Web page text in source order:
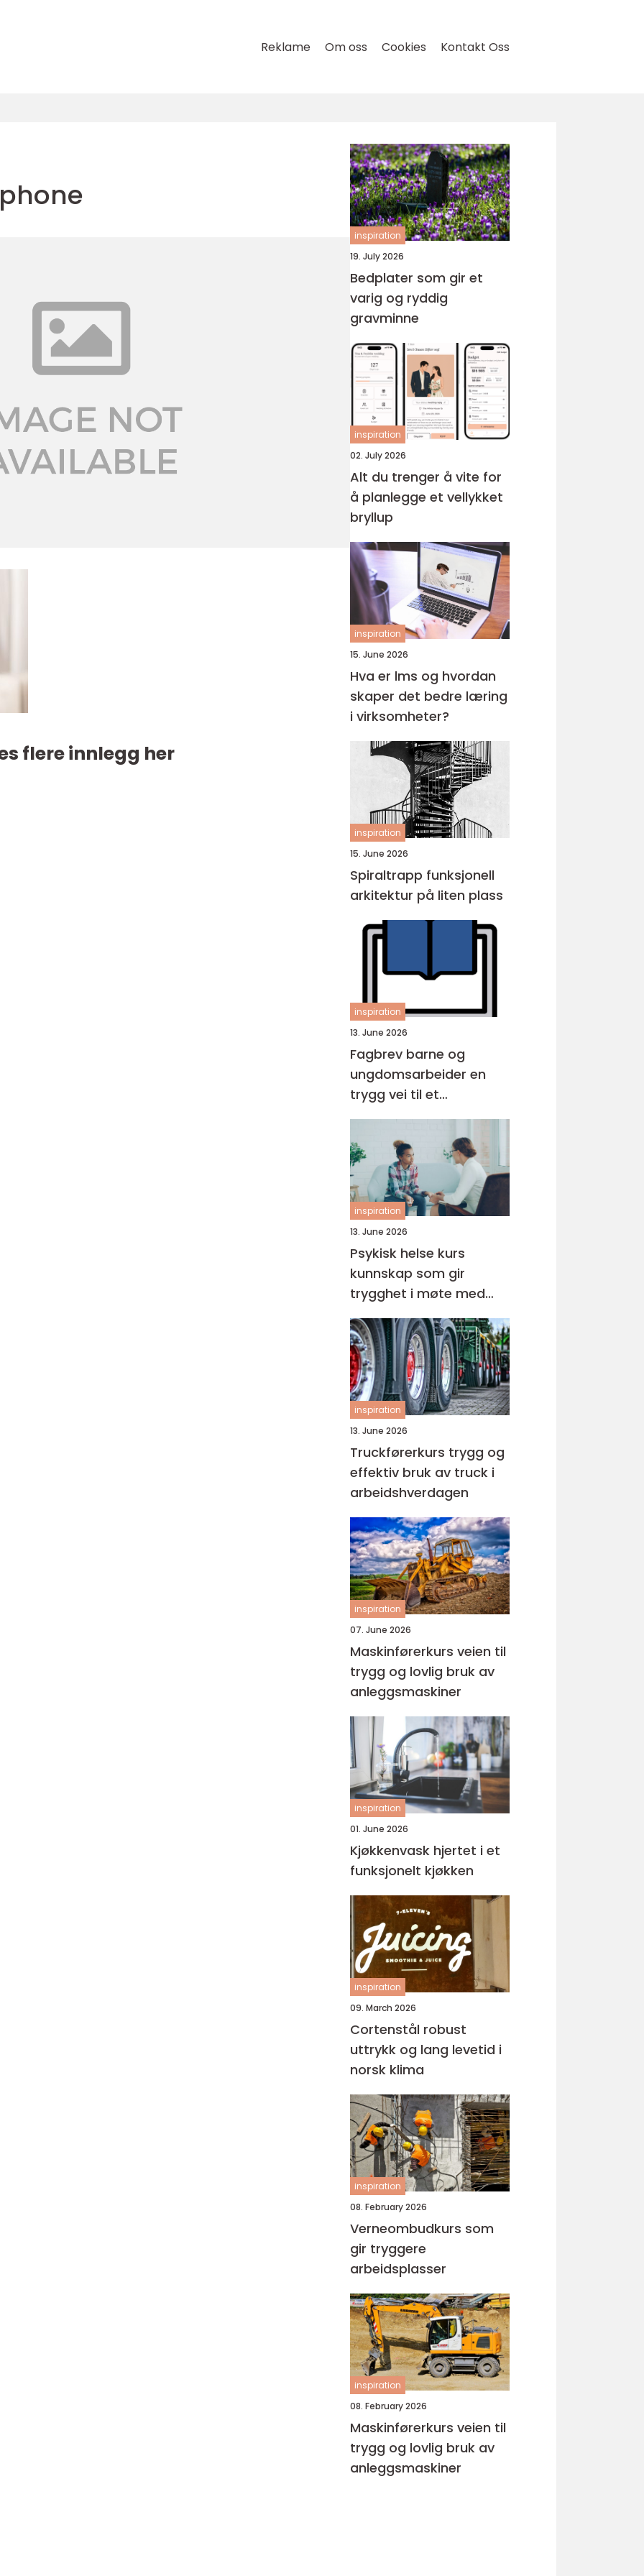
Reklame Om oss Cookies Kontakt Oss
flere innlegg her
inspiration
19. July 2026
Bedplater som gir et
varig og ryddig
gravminne
inspiration
02. July 2026
Alt du trenger å vite for
å planlegge et vellykket
bryllup
inspiration
15. June 2026
Hva er lms og hvordan
skaper det bedre læring
i virksomheter?
inspiration
15. June 2026
Spiraltrapp funksjonell
arkitektur på liten plass
inspiration
13. June 2026
Fagbrev barne og
ungdomsarbeider en
trygg vei til et
meningsfullt yrke
inspiration
13. June 2026
Psykisk helse kurs
kunnskap som gir
trygghet i møte med
barn og unge
inspiration
13. June 2026
Truckførerkurs trygg og
effektiv bruk av truck i
arbeidshverdagen
inspiration
07. June 2026
Maskinførerkurs veien til
trygg og lovlig bruk av
anleggsmaskiner
inspiration
01. June 2026
Kjøkkenvask hjertet i et
funksjonelt kjøkken
inspiration
09. March 2026
Cortenstål robust
uttrykk og lang levetid i
norsk klima
inspiration
08. February 2026
Verneombudkurs som
gir tryggere
arbeidsplasser
inspiration
08. February 2026
Maskinførerkurs veien til
trygg og lovlig bruk av
anleggsmaskiner